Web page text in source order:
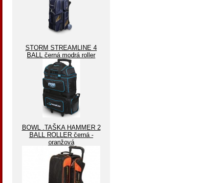
STORM STREAMLINE 4
BALL černá modrá roller
BOWL .TAŠKA HAMMER 2
BALL ROLLER černá -
oranžová